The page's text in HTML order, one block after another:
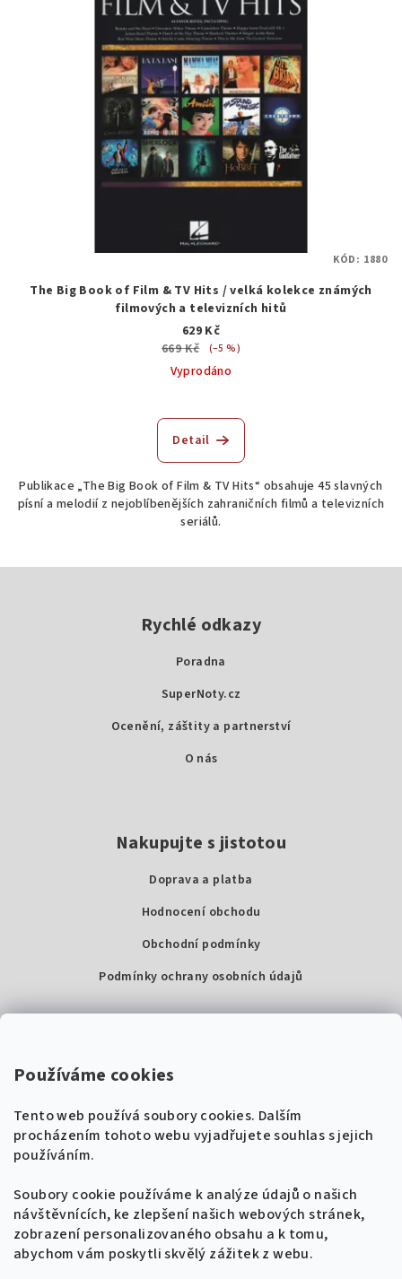
Používáme cookies
Tento web používá soubory cookies. Dalším
procházením tohoto webu vyjadřujete souhlas s jejich
používáním.
Soubory cookie používáme k analýze údajů o našich
návštěvnících, ke zlepšení našich webových stránek,
zobrazení personalizovaného obsahu a k tomu,
abychom vám poskytli skvělý zážitek z webu.
The Big Book of Film & TV Hits / velká kolekce známých
filmových a televizních hitů
629 Kč
669 Kč
(–5 %)
Vyprodáno
Detail
Publikace „The Big Book of Film & TV Hits“ obsahuje 45 slavných
písní a melodií z nejoblíbenějších zahraničních filmů a televizních
seriálů.
KÓD: 1880
Rychlé odkazy
Poradna
SuperNoty.cz
Ocenění, záštity a partnerství
O nás
Nakupujte s jistotou
Doprava a platba
Hodnocení obchodu
Obchodní podmínky
Podmínky ochrany osobních údajů
Super Noty, s.r.o.
IČ: 04568672
+420 604 485 792
info@supernoty.cz
V pracovních dnech od 8:00 do 17:00
🎸 Naladíme tě na nové zpěvníky!
Získej tipy, novinky a 10 % slevuna první
objednávku.